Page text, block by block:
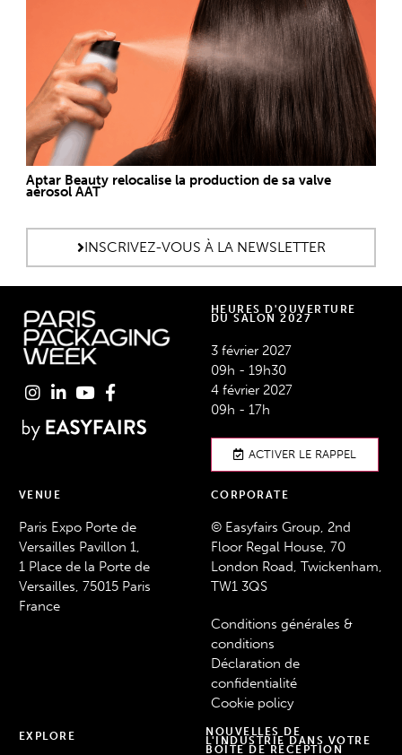
Aptar Beauty relocalise la production de sa valve
aérosol AAT
INSCRIVEZ-VOUS À LA NEWSLETTER
HEURES D'OUVERTURE
DU SALON 2027
3 février 2027
09h - 19h30
4 février 2027
09h - 17h
ACTIVER LE RAPPEL
VENUE
Paris Expo Porte de
Versailles Pavillon 1,
1 Place de la Porte de
Versailles, 75015 Paris
France
CORPORATE
© Easyfairs Group, 2nd
Floor Regal House, 70
London Road, Twickenham,
TW1 3QS
Conditions générales &
conditions
Déclaration de
confidentialité
Cookie policy
EXPLORE NOUVELLES DE
L'INDUSTRIE DANS VOTRE
BOÎTE DE RÉCEPTION